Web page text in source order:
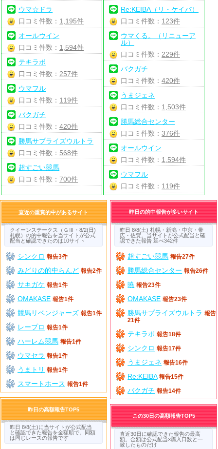
ウマ☆ドラ
口コミ件数： 1,195件
オールウイン
口コミ件数： 1,594件
テキラボ
口コミ件数： 257件
ウマフル
口コミ件数： 119件
バクガチ
口コミ件数：420件
勝馬サプライズウルトラ
口コミ件数： 568件
超すごい競馬
口コミ件数：700件
Re:KEIBA（リ・ケイバ）
口コミ件数： 123件
ウマくる。（リニューア
ル）
口コミ件数： 229件
バクガチ
口コミ件数： 420件
うまジェネ
口コミ件数： 1,503件
勝馬総合センター
口コミ件数： 376件
オールウイン
口コミ件数： 1,594件
ウマフル
口コミ件数： 119件
直近の重賞的中があるサイト
クイーンステークス（ＧⅢ・8/2(日)
札幌）の的中報告を当サイトが公式
配当と確認できたのは10サイト
シンクロ 報告3件
みどりの的中らんど 報告2件
サキガケ 報告1件
OMAKASE 報告1件
競馬リベンジャーズ 報告1件
レープロ 報告1件
ハーレム競馬 報告1件
ウマセラ 報告1件
うまトリ 報告1件
スマートホース 報告1件
昨日の的中報告が多いサイト
昨日 8/8(土) 札幌・新潟・中京・帯
広・佐賀。当サイトが公式配当と確
認できた報告 延べ342件
超すごい競馬 報告27件
勝馬総合センター 報告26件
暁 報告23件
OMAKASE 報告23件
勝馬サプライズウルトラ 報告
21件
テキラボ 報告18件
シンクロ 報告17件
うまジェネ 報告16件
Re:KEIBA 報告15件
バクガチ 報告14件
昨日の高額報告TOP5
昨日 8/8(土)に当サイトが公式配当
と確認できた報告を金額順で。同額
は同じレースの報告です
この30日の高額報告TOP5
直近30日に確認できた報告の最高
額。金額は公式配当×購入口数と一
致したものだけ